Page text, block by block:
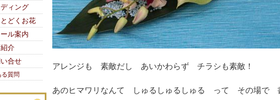
アレンジも 素敵だし あいかわらず チラシも素敵！
あのヒマワリなんて しゅるしゅるしゅる って その場で
ィング
どくお花
ル案内
介
合せ
る質問